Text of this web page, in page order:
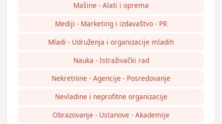
Mašine - Alati i oprema
Mediji - Marketing i izdavaštvo - PR
Mladi - Udruženja i organizacije mladih
Nauka - Istraživački rad
Nekretnine - Agencije - Posredovanje
Nevladine i neprofitne organizacije
Obrazovanje - Ustanove - Akademije